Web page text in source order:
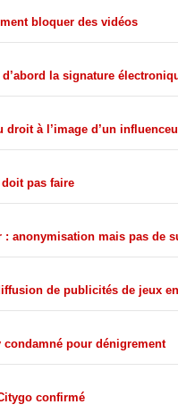
bloquer des vidéos
la signature
à l’image d’un
pas faire
anonymisation mais pas de
de publicités de jeux
condamné pour dénigrement
confirmé